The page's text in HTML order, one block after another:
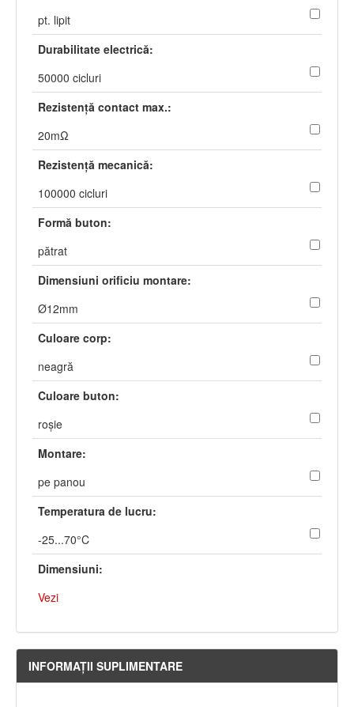
pt. lipit
Durabilitate electrică:
50000 cicluri
Rezistenţă contact max.:
20mΩ
Rezistenţă mecanică:
100000 cicluri
Formă buton:
pătrat
Dimensiuni orificiu montare:
Ø12mm
Culoare corp:
neagră
Culoare buton:
roşie
Montare:
pe panou
Temperatura de lucru:
-25...70°C
Dimensiuni:
Vezi
INFORMAŢII SUPLIMENTARE